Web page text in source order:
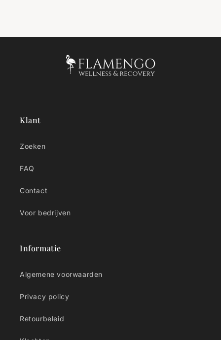
Klant
Zoeken
FAQ
Contact
Voor bedrijven
Informatie
Algemene voorwaarden
Privacy policy
Retourbeleid